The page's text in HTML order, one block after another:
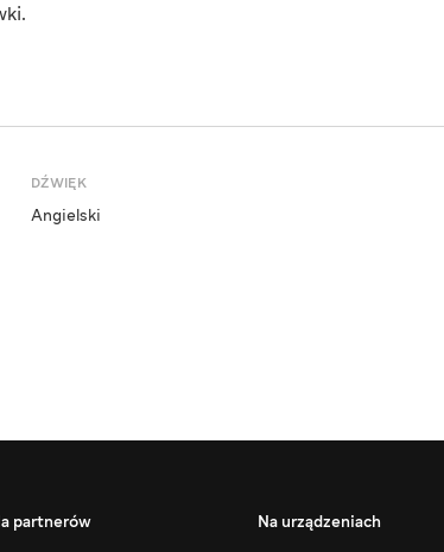
DŹWIĘK
Angielski
partnerów
Na urządzeniach